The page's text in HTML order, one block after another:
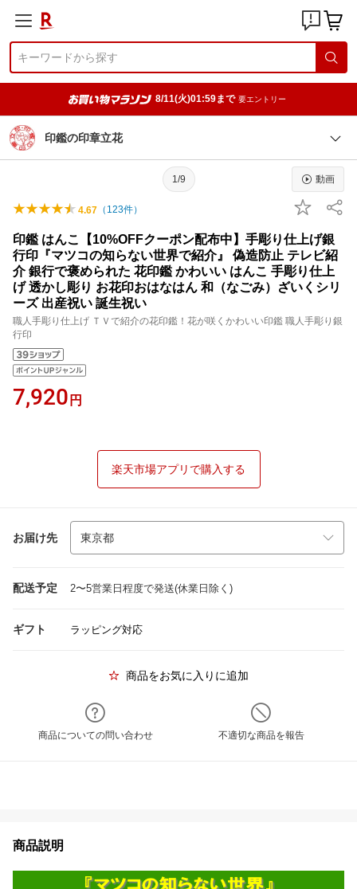
8/11(火)01:59まで 要エントリー
印鑑の印章立花
1/9 動画
4.67 （ 123件）
印鑑 はんこ【10%OFFクーポン配布中】手彫り仕上げ銀
行印『マツコの知らない世界で紹介』 偽造防止 テレビ紹
介 銀行で褒められた 花印鑑 かわいい はんこ 手彫り仕上
げ 透かし彫り お花印おはなはん 和（なごみ）ざいくシリ
ーズ 出産祝い 誕生祝い
職人手彫り仕上げ ＴＶで紹介の花印鑑！花が咲くかわいい印鑑 職人手彫り銀
行印
7,920 円
楽天市場アプリで購入する
お届け先
配送予定 2〜5営業日程度で発送(休業日除く)
ギフト ラッピング対応
商品をお気に入りに追加
商品についての問い合わせ 不適切な商品を報告
商品説明